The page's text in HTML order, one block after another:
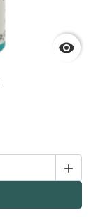

